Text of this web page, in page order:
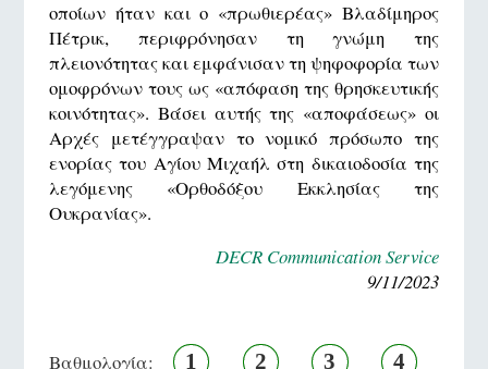
οποίων ήταν και ο «πρωθιερέας» Βλαδίμηρος
Πέτρικ, περιφρόνησαν τη γνώμη της
πλειονότητας και εμφάνισαν τη ψηφοφορία των
ομοφρόνων τους ως «απόφαση της θρησκευτικής
κοινότητας». Βάσει αυτής της «αποφάσεως» οι
Αρχές μετέγγραψαν το νομικό πρόσωπο της
ενορίας του Αγίου Μιχαήλ στη δικαιοδοσία της
λεγόμενης «Ορθοδόξου Εκκλησίας της
Ουκρανίας».
DECR Communication Service
9/11/2023
Βαθμολογία: 1 2 3 4